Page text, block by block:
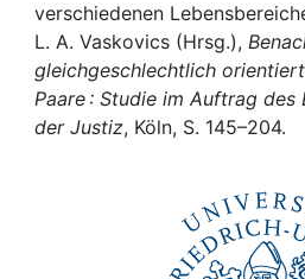
My FIS
Help
verschiedenen
L. A. Vaskovics (Hrsg.),
gleichgeschlechtlich
Paare : Studie im Auftrag des
der Justiz, Köln, S. 145–204.